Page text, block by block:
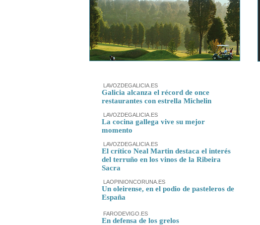
LAVOZDEGALICIA.ES
Galicia alcanza el récord de once
restaurantes con estrella Michelin
LAVOZDEGALICIA.ES
La cocina gallega vive su mejor
momento
LAVOZDEGALICIA.ES
El crítico Neal Martin destaca el interés
del terruño en los vinos de la Ribeira
Sacra
LAOPINIONCORUNA.ES
Un oleirense, en el podio de pasteleros de
España
FARODEVIGO.ES
En defensa de los grelos